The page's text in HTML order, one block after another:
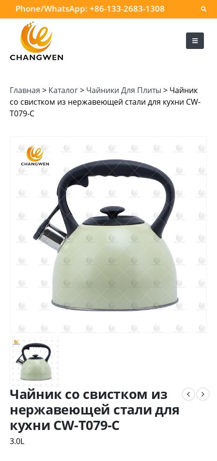
Phone/WhatsApp:+86-133-2683-1308
Главная > Каталог> Чайники Для Плиты > Чайник
со свистком из нержавеющей стали для кухни CW-
T079-C
Чайник со свистком из
нержавеющей стали для
кухни CW-T079-C
3.0L